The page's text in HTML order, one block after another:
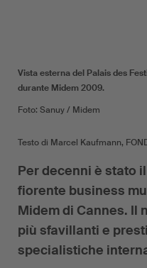
Vista esterna del Palais des
durante Midem 2009.
Foto: Sanuy / Midem
Testo di Marcel Kaufmann,
Per decenni è stato
fiorente business
Midem di Cannes. Il
più sfavillanti e
specialistiche